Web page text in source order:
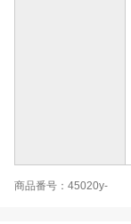
商品番号：45020y-